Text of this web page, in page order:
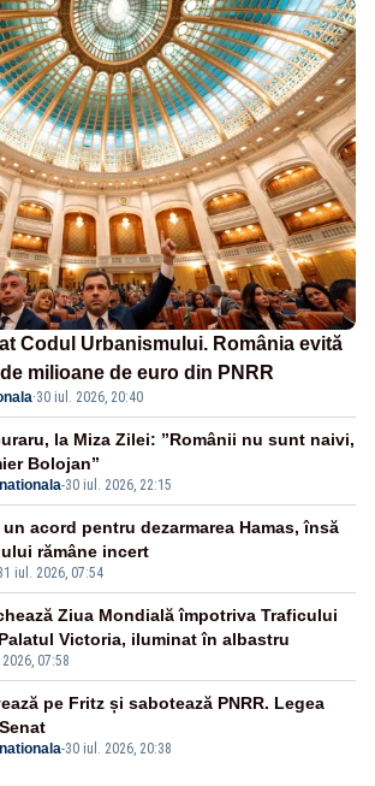
Codul Urbanismului. România evită
milioane de euro din PNRR
·30 iul. 2026, 20:40
-30 iul. 2026, 22:15
la Miza Zilei: ”Românii nu sunt naivi,
Bolojan”
iul. 2026, 07:54
acord pentru dezarmarea Hamas, însă
rămâne incert
07:58
Ziua Mondială împotriva Traficului
Victoria, iluminat în albastru
-30 iul. 2026, 20:38
pe Fritz și sabotează PNRR. Legea